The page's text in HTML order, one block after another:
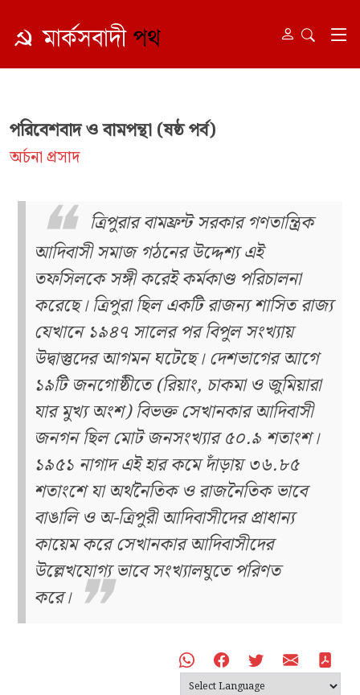
পরিবেশবাদ ও বামপন্থা (ষষ্ঠ পর্ব)
অর্চনা প্রসাদ
ত্রিপুরার বামফ্রন্ট সরকার গণতান্ত্রিক
আদিবাসী সমাজ গঠনের উদ্দেশ্য এই
তফসিলকে সঙ্গী করেই কর্মকাণ্ড পরিচালনা
করেছে। ত্রিপুরা ছিল একটি রাজন্য শাসিত রাজ্য
যেখানে ১৯৪৭ সালের পর বিপুল সংখ্যায়
উদ্বাস্তুদের আগমন ঘটেছে। দেশভাগের আগে
১৯টি জনগোষ্ঠীতে (রিয়াং, চাকমা ও জুমিয়ারা
যার মুখ্য অংশ) বিভক্ত সেখানকার আদিবাসী
জনগন ছিল মোট জনসংখ্যার ৫০.৯ শতাংশ।
১৯৫১ নাগাদ এই হার কমে দাঁড়ায় ৩৬.৮৫
শতাংশে যা অর্থনৈতিক ও রাজনৈতিক ভাবে
বাঙালি ও অ-ত্রিপুরী আদিবাসীদের প্রাধান্য
কায়েম করে সেখানকার আদিবাসীদের
উল্লেখযোগ্য ভাবে সংখ্যালঘুতে পরিণত
করে।